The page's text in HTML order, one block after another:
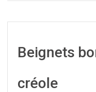
Beignets
créole